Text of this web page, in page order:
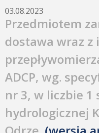
03.08.2023
Przedmiotem
dostawa wraz z
ADCP, wg.
nr 3, w liczbie 1
hydrologicznej